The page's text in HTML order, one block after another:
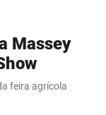
Massey
feira agrícola